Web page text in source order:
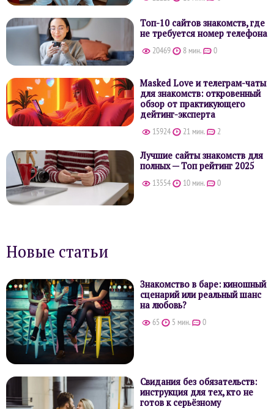
Топ-10 сайтов знакомств, где
не требуется номер телефона
20469 8 мин. 0
Masked Love и телеграм-чаты
для знакомств: откровенный
обзор от практикующего
дейтинг-эксперта
15924 21 мин. 2
Лучшие сайты знакомств для
полных — Топ рейтинг 2025
13554 10 мин. 0
Новые статьи
Знакомство в баре: киношный
сценарий или реальный шанс
на любовь?
65 5 мин. 0
Свидания без обязательств:
инструкция для тех, кто не
готов к серьёзному